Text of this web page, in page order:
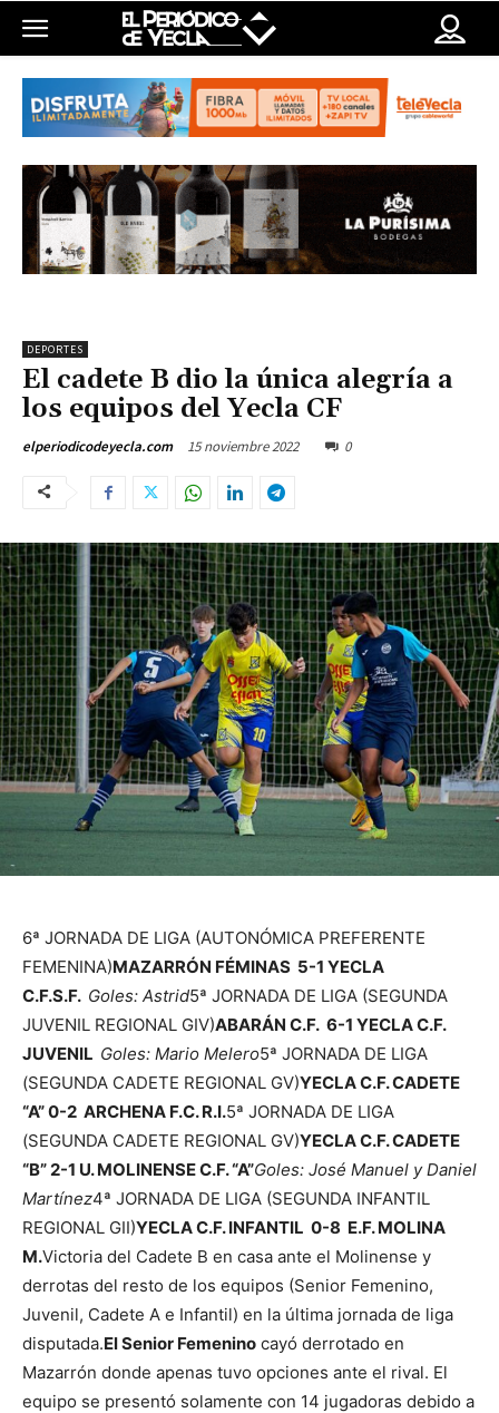
DEPORTES
El cadete B dio la única alegría a
los equipos del Yecla CF
elperiodicodeyecla.com 15 noviembre 2022 0
6ª JORNADA DE LIGA (AUTONÓMICA PREFERENTE
FEMENINA)MAZARRÓN FÉMINAS 5-1 YECLA
C.F.S.F. Goles: Astrid5ª JORNADA DE LIGA (SEGUNDA
JUVENIL REGIONAL GIV)ABARÁN C.F. 6-1 YECLA C.F.
JUVENIL Goles: Mario Melero5ª JORNADA DE LIGA
(SEGUNDA CADETE REGIONAL GV)YECLA C.F. CADETE
“A” 0-2 ARCHENA F.C. R.I.5ª JORNADA DE LIGA
(SEGUNDA CADETE REGIONAL GV)YECLA C.F. CADETE
“B” 2-1 U. MOLINENSE C.F. “A”Goles: José Manuel y Daniel
Martínez4ª JORNADA DE LIGA (SEGUNDA INFANTIL
REGIONAL GII)YECLA C.F. INFANTIL 0-8 E.F. MOLINA
M.Victoria del Cadete B en casa ante el Molinense y
derrotas del resto de los equipos (Senior Femenino,
Juvenil, Cadete A e Infantil) en la última jornada de liga
disputada.El Senior Femenino cayó derrotado en
Mazarrón donde apenas tuvo opciones ante el rival. El
equipo se presentó solamente con 14 jugadoras debido a